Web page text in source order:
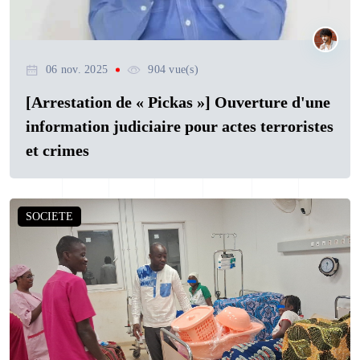
06 nov. 2025 904 vue(s)
[Arrestation de « Pickas »] Ouverture d'une
information judiciaire pour actes terroristes
et crimes
SOCIETE